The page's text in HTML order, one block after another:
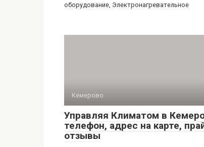
оборудование, Электронагревательное
Кемерово
Управляя Климатом в
телефон, адрес на карте,
отзывы